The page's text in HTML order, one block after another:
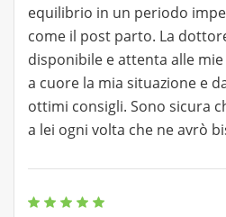
equilibrio in un periodo
come il post parto. La
disponibile e attenta alle
a cuore la mia situazione e
ottimi consigli. Sono sicura
a lei ogni volta che ne avrò